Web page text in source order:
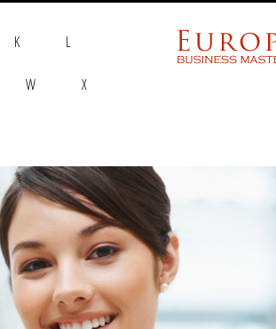
K L
W X